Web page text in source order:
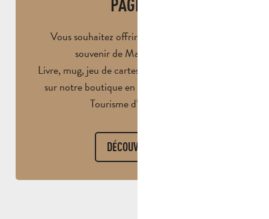
PAGNOL
Vous souhaitez offrir ou repartir avec un
souvenir de Marcel Pagnol ?
Livre, mug, jeu de cartes, plaque : rendez-vous
sur notre boutique en ligne ou à l’Office de
Tourisme d’Aubagne.
DÉCOUVRIR